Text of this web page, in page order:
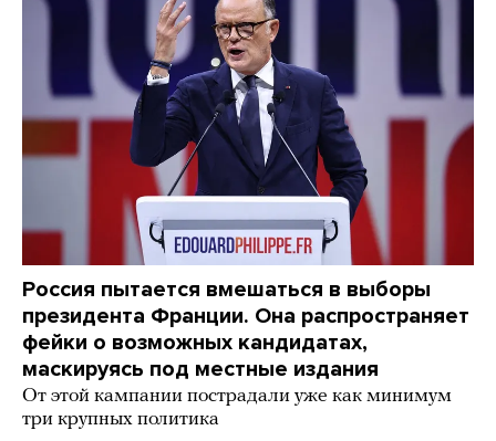
Россия пытается вмешаться в выборы
президента Франции. Она распространяет
фейки о возможных кандидатах,
маскируясь под местные издания
От этой кампании пострадали уже как минимум
три крупных политика